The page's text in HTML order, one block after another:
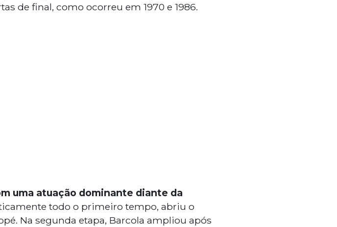
de final, como ocorreu em 1970 e 1986.
uma atuação dominante diante da
todo o primeiro tempo, abriu o
Na segunda etapa, Barcola ampliou após